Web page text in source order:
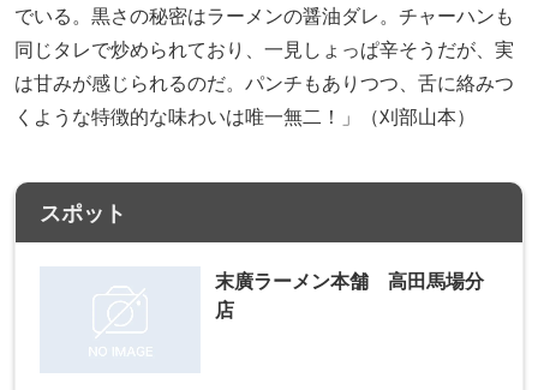
でいる。黒さの秘密はラーメンの醤油ダレ。チャーハンも
同じタレで炒められており、一見しょっぱ辛そうだが、実
は甘みが感じられるのだ。パンチもありつつ、舌に絡みつ
くような特徴的な味わいは唯一無二！」（刈部山本）
スポット
末廣ラーメン本舗 高田馬場分
店